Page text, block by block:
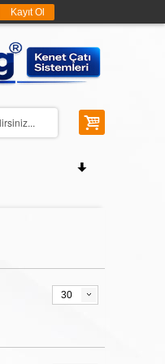
Kayıt Ol
30